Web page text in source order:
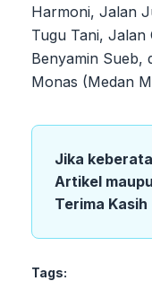
Harmoni, Jalan
Tugu Tani,
Benyamin Sueb,
Monas (Medan
Jika
Artikel
Terima Kasih
Tags: